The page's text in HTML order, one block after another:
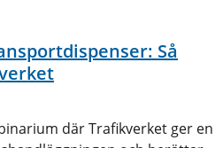
Så
där Trafikverket ger en